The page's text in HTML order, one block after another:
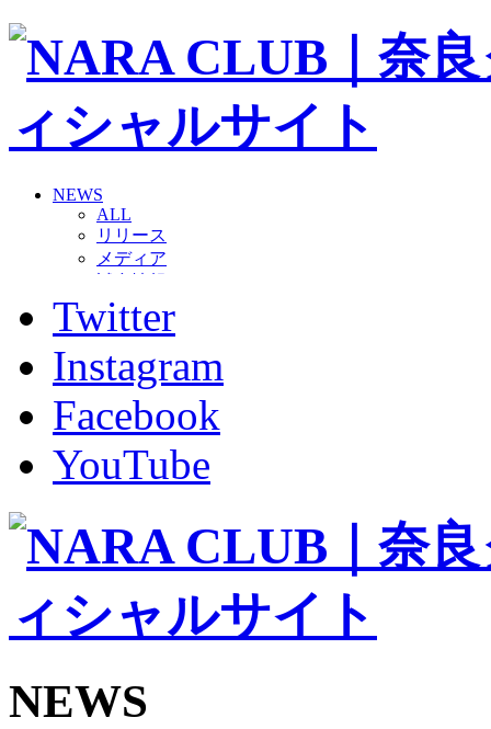
NEWS
ALL
リリース
メディア
グッズ
ファンコミュニティ
ホームタウン
コラム
その他
TEAM
2026/27トップチーム
2026/27トップチームスタッフ
バモス
チアダンススクール
ボランティアチーム「volundeer」
ビクトリーロード
HOMEGAME
観戦ルール＆マナー
Jリーグ運営管理規定
写真・動画使用ガイドライン
Twitter
Instagram
Facebook
YouTube
NEWS